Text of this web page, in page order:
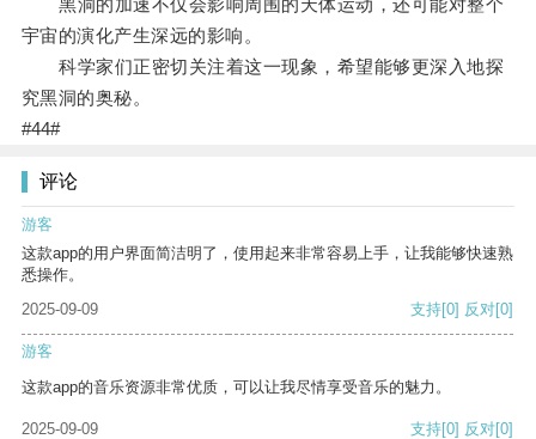
黑洞的加速不仅会影响周围的天体运动，还可能对整个
宇宙的演化产生深远的影响。
科学家们正密切关注着这一现象，希望能够更深入地探
究黑洞的奥秘。
#44#
评论
游客
这款app的用户界面简洁明了，使用起来非常容易上手，让我能够快速熟
悉操作。
2025-09-09
支持[0] 反对[0]
游客
这款app的音乐资源非常优质，可以让我尽情享受音乐的魅力。
2025-09-09 支持[0] 反对[0]